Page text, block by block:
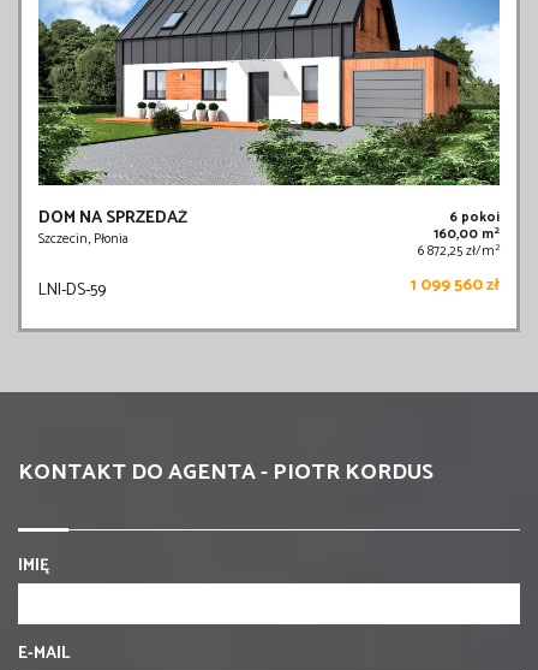
DOM NA SPRZEDAŻ
Szczecin, Płonia
6 pokoi
160,00 m2
6 872,25 zł/m2
LNI-DS-59 1 099 560 zł
KONTAKT DO AGENTA - PIOTR KORDUS
IMIĘ
E-MAIL